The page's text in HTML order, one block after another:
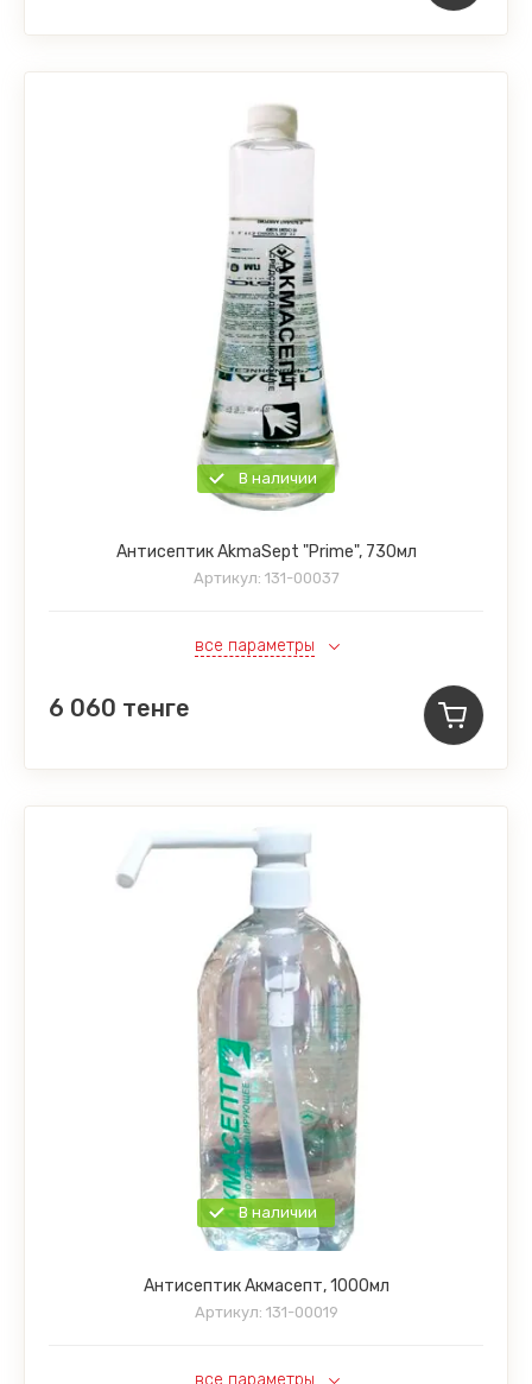
В наличии
Антисептик AkmaSept "Prime", 730мл
Артикул: 131-00037
все параметры
6 060 тенге
В наличии
Антисептик Акмасепт, 1000мл
Артикул: 131-00019
все параметры